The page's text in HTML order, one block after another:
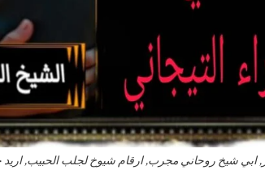
ابي شيخ روحاني مجرب, ارقام شيوخ لجلب الحبيب,